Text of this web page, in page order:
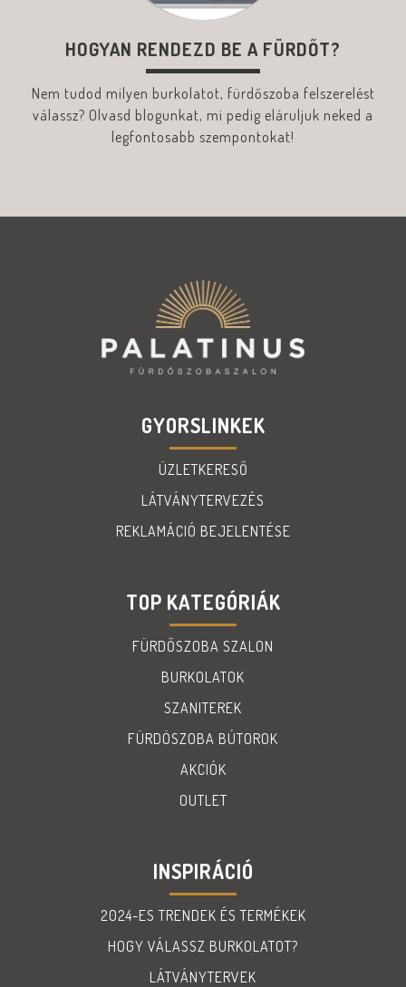
HOGYAN RENDEZD BE A FÜRDŐT?
Nem tudod milyen burkolatot, fürdőszoba felszerelést
válassz? Olvasd blogunkat, mi pedig eláruljuk neked a
legfontosabb szempontokat!
GYORSLINKEK
ÜZLETKERESŐ
LÁTVÁNYTERVEZÉS
REKLAMÁCIÓ BEJELENTÉSE
TOP KATEGÓRIÁK
FÜRDŐSZOBA SZALON
BURKOLATOK
SZANITEREK
FÜRDÖSZOBA BÚTOROK
AKCIÓK
OUTLET
INSPIRÁCIÓ
2024-ES TRENDEK ÉS TERMÉKEK
HOGY VÁLASSZ BURKOLATOT?
LÁTVÁNYTERVEK